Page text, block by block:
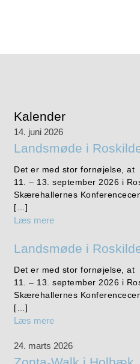
Kalender
14. juni 2026
Landsmøde i
Det er med stor fornøjelse, at
11. – 13. september 2026 i
Skærehallernes
[…]
Læs mere
Landsmøde i
Det er med stor fornøjelse, at
11. – 13. september 2026 i
Skærehallernes
[…]
Læs mere
24. marts 2026